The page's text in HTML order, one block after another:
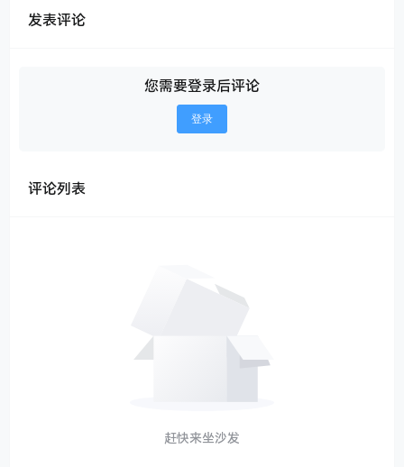
发表评论
您需要登录后评论
登录
评论列表
赶快来坐沙发